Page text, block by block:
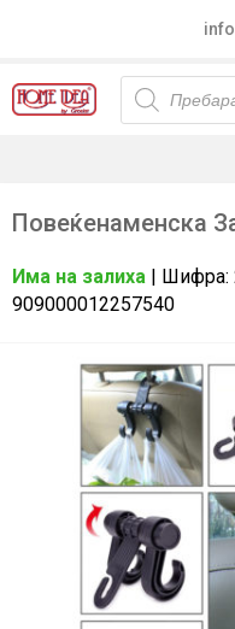
Products
search
Повеќенаменска
Има на залиха | Шифра:
909000012257540